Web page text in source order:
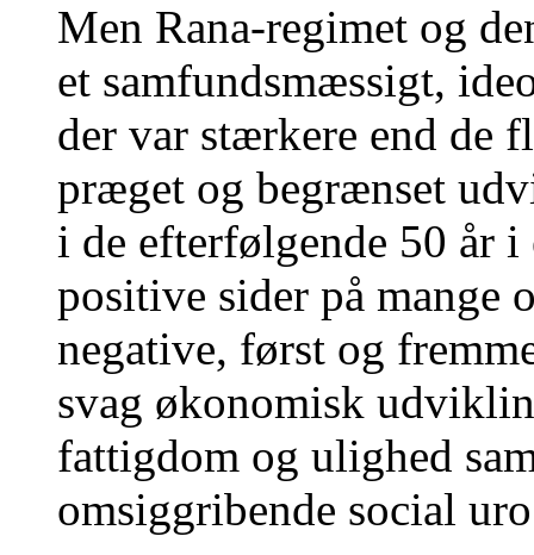
Men Rana-regimet og
et samfundsmæssigt,
der var stærkere end de
præget og begrænset
i de efterfølgende 50 år
positive sider på mange
negative, først og
svag økonomisk
fattigdom og ulighed
omsiggribende social